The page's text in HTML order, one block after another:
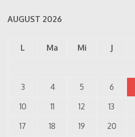
AUGUST 2026
L Ma Mi J
3
4 5 6
10
11 12 13
17
18 19 20